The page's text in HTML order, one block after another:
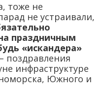
тоже не
не устраивали,
праздничным
«искандера»
поздравления
инфраструктуре
Южного и